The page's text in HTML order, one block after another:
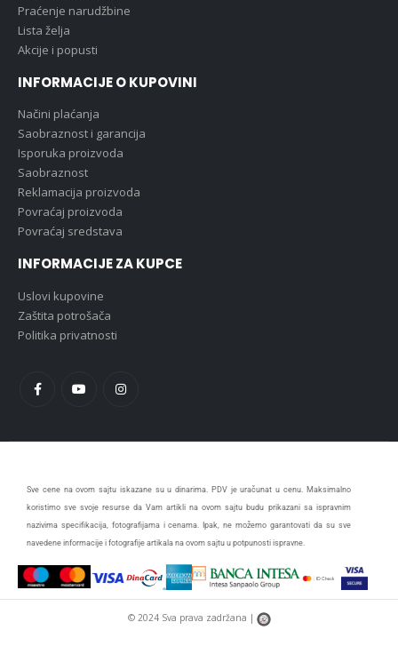
Praćenje narudžbine
Lista želja
Akcije i popusti
INFORMACIJE O KUPOVINI
Načini plaćanja
Saobraznost i garancija
Isporuka proizvoda
Saobraznost
Reklamacija proizvoda
Povraćaj proizvoda
Povraćaj sredstava
INFORMACIJE ZA KUPCE
Uslovi kupovine
Zaštita potrošača
Politika privatnosti
Sve cene na ovom sajtu iskazane su u dinarima. PDV je uračunat u cenu. Maksimalno
koristimo sve svoje resurse da Vam artikli na ovom sajtu budu prikazani sa ispravnim
nazivima specifikacija, fotografijama i cenama. Ipak, ne možemo garantovati da su sve
navedene informacije i fotografije artikala na ovom sajtu u potpunosti ispravne.
© 2024 Sva prava zadržana |